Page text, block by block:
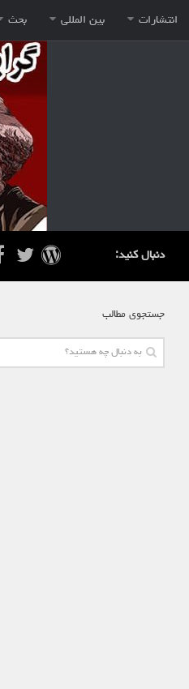
انتشارات بین المللی بحث
دنبال کنید:
جستجوی مطالب